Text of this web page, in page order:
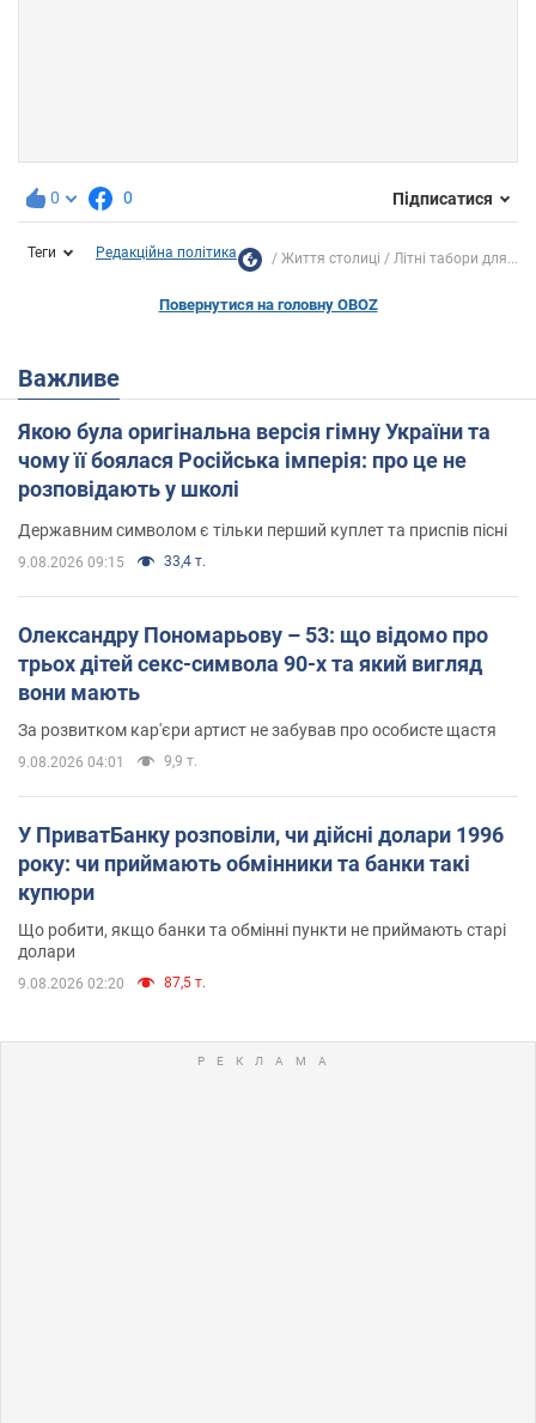
0 0 Підписатися
Теги Редакційна політика Життя столиці Літні табори для...
Повернутися на головну OBOZ
Важливе
Якою була оригінальна версія гімну України та
чому її боялася Російська імперія: про це не
розповідають у школі
Державним символом є тільки перший куплет та приспів пісні
9.08.2026 09:15 33,4 т.
Олександру Пономарьову – 53: що відомо про
трьох дітей секс-символа 90-х та який вигляд
вони мають
За розвитком кар'єри артист не забував про особисте щастя
9.08.2026 04:01 9,9 т.
У ПриватБанку розповіли, чи дійсні долари 1996
року: чи приймають обмінники та банки такі
купюри
Що робити, якщо банки та обмінні пункти не приймають старі
долари
9.08.2026 02:20 87,5 т.